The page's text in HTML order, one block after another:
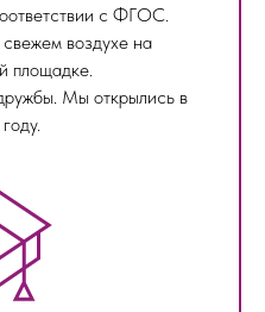
с ФГОС.
воздухе на
площадке.
Мы открылись в